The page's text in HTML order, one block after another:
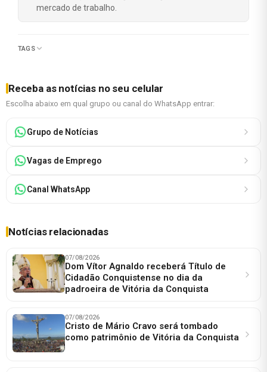
mercado de trabalho.
TAGS
Receba as notícias no seu celular
Escolha abaixo em qual grupo ou canal do WhatsApp entrar:
Grupo de Notícias
Vagas de Emprego
Canal WhatsApp
Notícias relacionadas
07/08/2026
Dom Vítor Agnaldo receberá Título de
Cidadão Conquistense no dia da
padroeira de Vitória da Conquista
07/08/2026
Cristo de Mário Cravo será tombado
como patrimônio de Vitória da Conquista